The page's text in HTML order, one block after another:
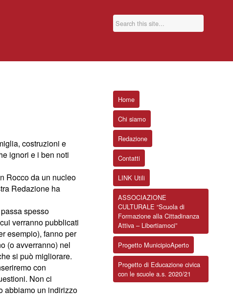
costruzioni e
ignori e i ben noti
Rocco da un nucleo
Redazione ha
spesso
verranno pubblicati
esempio), fanno per
(o avverranno) nel
si può migliorare.
con
Non ci
abbiamo un indirizzo
Home
Chi siamo
Redazione
Contatti
LINK Utili
ASSOCIAZIONE
CULTURALE “Scuola di
Formazione alla Cittadinanza
Attiva – Libertiamoci”
Progetto MunicipioAperto
Progetto di Educazione civica
con le scuole a.s. 2020/21